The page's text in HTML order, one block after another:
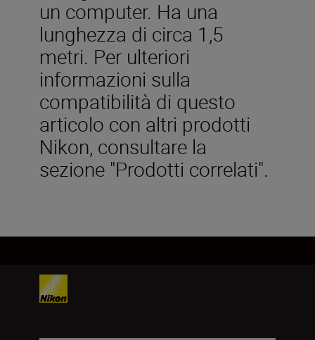
un computer. Ha una
lunghezza di circa 1,5
metri. Per ulteriori
informazioni sulla
compatibilità di questo
articolo con altri prodotti
Nikon, consultare la
sezione "Prodotti correlati".